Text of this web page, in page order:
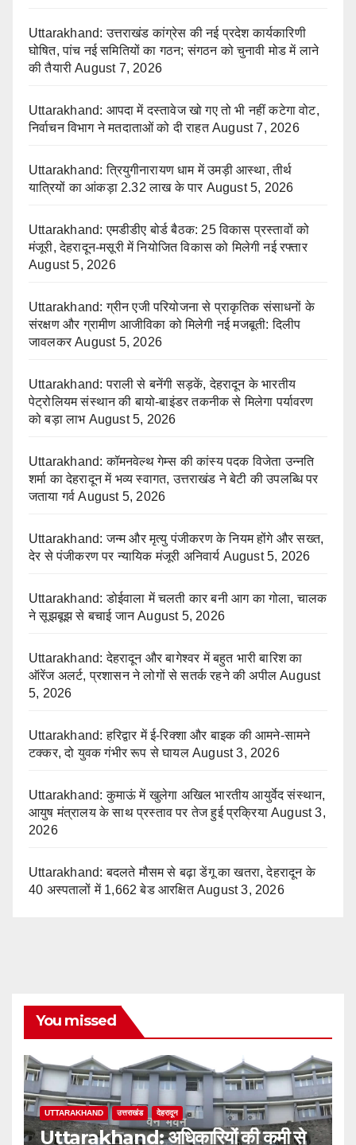
Uttarakhand: उत्तराखंड कांग्रेस की नई प्रदेश कार्यकारिणी
घोषित, पांच नई समितियों का गठन; संगठन को चुनावी मोड में लाने
की तैयारी August 7, 2026
Uttarakhand: आपदा में दस्तावेज खो गए तो भी नहीं कटेगा वोट,
निर्वाचन विभाग ने मतदाताओं को दी राहत August 7, 2026
Uttarakhand: त्रियुगीनारायण धाम में उमड़ी आस्था, तीर्थ
यात्रियों का आंकड़ा 2.32 लाख के पार August 5, 2026
Uttarakhand: एमडीडीए बोर्ड बैठक: 25 विकास प्रस्तावों को
मंजूरी, देहरादून-मसूरी में नियोजित विकास को मिलेगी नई रफ्तार
August 5, 2026
Uttarakhand: ग्रीन एजी परियोजना से प्राकृतिक संसाधनों के
संरक्षण और ग्रामीण आजीविका को मिलेगी नई मजबूती: दिलीप
जावलकर August 5, 2026
Uttarakhand: पराली से बनेंगी सड़कें, देहरादून के भारतीय
पेट्रोलियम संस्थान की बायो-बाइंडर तकनीक से मिलेगा पर्यावरण
को बड़ा लाभ August 5, 2026
Uttarakhand: कॉमनवेल्थ गेम्स की कांस्य पदक विजेता उन्नति
शर्मा का देहरादून में भव्य स्वागत, उत्तराखंड ने बेटी की उपलब्धि पर
जताया गर्व August 5, 2026
Uttarakhand: जन्म और मृत्यु पंजीकरण के नियम होंगे और सख्त,
देर से पंजीकरण पर न्यायिक मंजूरी अनिवार्य August 5, 2026
Uttarakhand: डोईवाला में चलती कार बनी आग का गोला, चालक
ने सूझबूझ से बचाई जान August 5, 2026
Uttarakhand: देहरादून और बागेश्वर में बहुत भारी बारिश का
ऑरेंज अलर्ट, प्रशासन ने लोगों से सतर्क रहने की अपील August
5, 2026
Uttarakhand: हरिद्वार में ई-रिक्शा और बाइक की आमने-सामने
टक्कर, दो युवक गंभीर रूप से घायल August 3, 2026
Uttarakhand: कुमाऊं में खुलेगा अखिल भारतीय आयुर्वेद संस्थान,
आयुष मंत्रालय के साथ प्रस्ताव पर तेज हुई प्रक्रिया August 3,
2026
Uttarakhand: बदलते मौसम से बढ़ा डेंगू का खतरा, देहरादून के
40 अस्पतालों में 1,662 बेड आरक्षित August 3, 2026
You missed
UTTARAKHAND उत्तराखंड देहरादून
Uttarakhand: अधिकारियों की कमी से